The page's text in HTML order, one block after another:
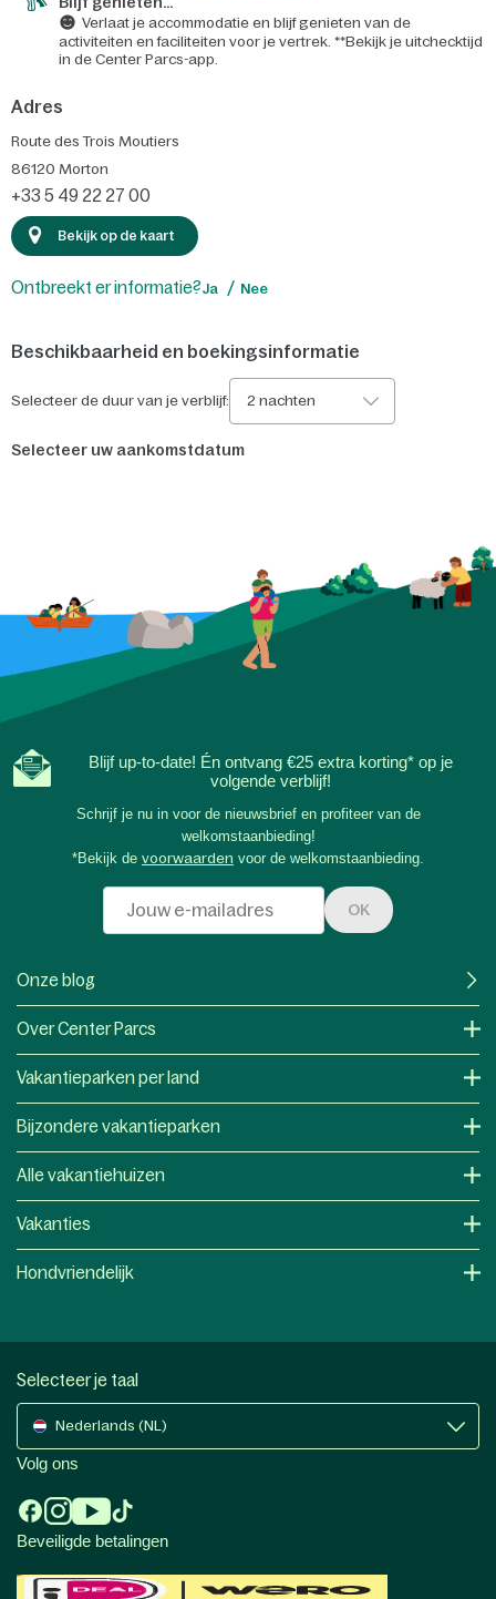
Verlaat je accommodatie en blijf genieten van de
activiteiten en faciliteiten voor je vertrek. **Bekijk je uitchecktijd
in de Center Parcs-app.
Adres
Route des Trois Moutiers
86120 Morton
+33 5 49 22 27 00
Bekijk op de kaart
Ontbreekt er informatie?Ja Nee
Beschikbaarheid en boekingsinformatie
Selecteer de duur van je verblijf: 2 nachten
Selecteer uw aankomstdatum
Blijf up-to-date! Én ontvang €25 extra korting* op je
volgende verblijf!
Schrijf je nu in voor de nieuwsbrief en profiteer van de
welkomstaanbieding!
*Bekijk de voorwaarden voor de welkomstaanbieding.
OK
Onze blog
Over Center Parcs
Vakantieparken per land
Bijzondere vakantieparken
Alle vakantiehuizen
Vakanties
Hondvriendelijk
Selecteer je taal
Nederlands (NL)
Volg ons
Beveiligde betalingen